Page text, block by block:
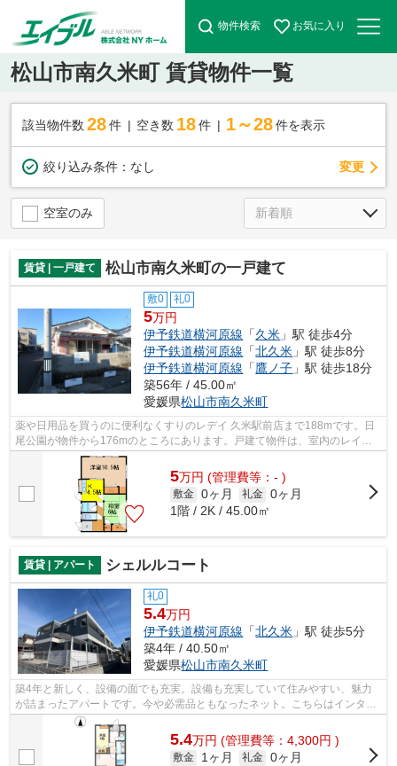
物件検索 お気に入り
松山市南久米町 賃貸物件一覧
該当物件数 28件 空き数 18 件 1～28 件を表示
絞り込み条件： なし 変更
空室のみ
賃貸 | 一戸建て 松山市南久米町の一戸建て
敷0 礼0
5万円
伊予鉄道横河原線 「久米 」駅 徒歩4分
伊予鉄道横河原線 「北久米 」駅 徒歩8分
伊予鉄道横河原線 「鷹ノ子 」駅 徒歩18分
築56年 / 45.00㎡
愛媛県松山市南久米町
薬や日用品を買うのに便利なくすりのレデイ 久米駅前店まで188mです。日
尾公園が物件から176mのところにあります。戸建て物件は、室内のレイア
ウトの自由度も高くお勧めです。周辺には...
5万円 (管理費等：- )
敷金 0ヶ月 礼金 0ヶ月
1階 / 2K / 45.00㎡
賃貸 | アパート シェルルコート
礼0
5.4万円
伊予鉄道横河原線 「北久米 」駅 徒歩5分
築4年 / 40.50㎡
愛媛県松山市南久米町
築4年と新しく、設備の面でも充実。設備も充実していて住みやすい、魅力
が詰まったアパートです。今や必需品ともなったネット。こちらはインター
ネット有り物件です。住まい探しをする...
5.4万円 (管理費等：4,300円 )
敷金 1ヶ月 礼金 0ヶ月